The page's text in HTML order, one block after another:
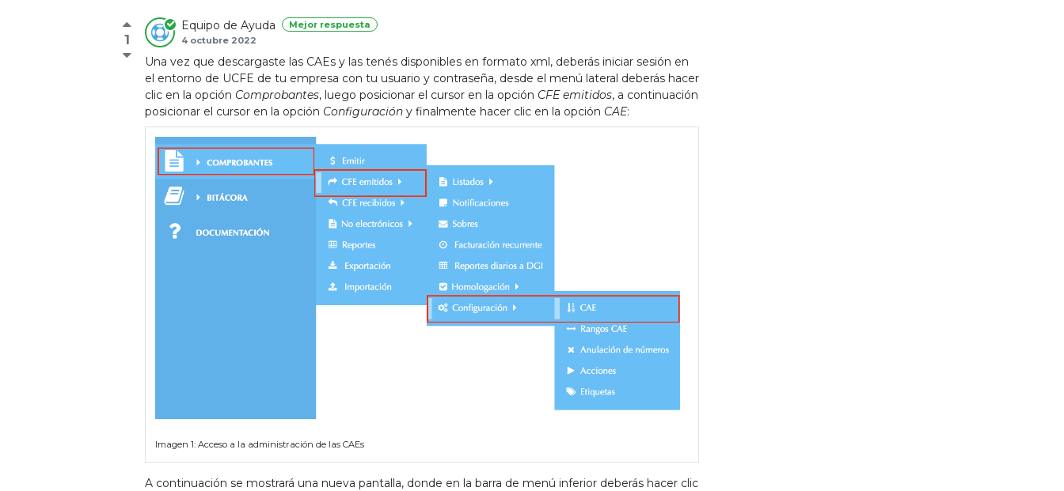
1
Equipo de Ayuda
4 octubre 2022
Mejor respuesta
Una vez que descargaste las CAEs y las tenés disponibles en formato xml, deberás iniciar sesión en
el entorno de UCFE de tu empresa con tu usuario y contraseña, desde el menú lateral deberás hacer
clic en la opción Comprobantes, luego posicionar el cursor en la opción CFE emitidos, a continuación
posicionar el cursor en la opción Configuración y finalmente hacer clic en la opción CAE:
Imagen 1: Acceso a la administración de las CAEs
A continuación se mostrará una nueva pantalla, donde en la barra de menú inferior deberás hacer clic